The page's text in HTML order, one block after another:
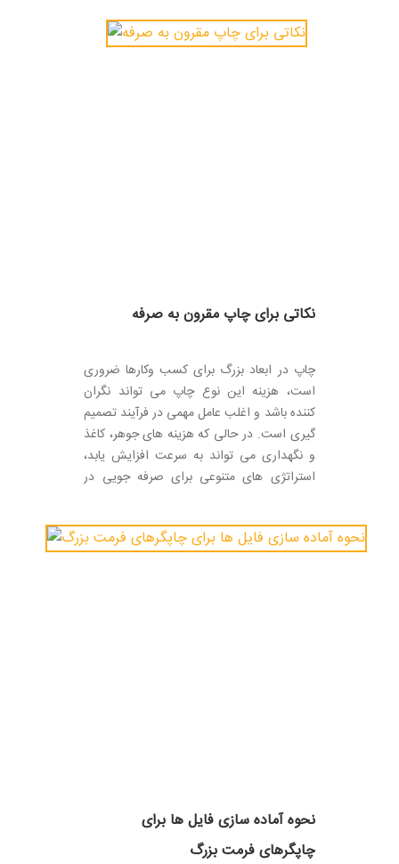
نکاتی برای چاپ مقرون به صرفه
چاپ در ابعاد بزرگ برای کسب وکارها ضروری
است، هزینه این نوع چاپ می تواند نگران
کننده باشد و اغلب عامل مهمی در فرآیند تصمیم
گیری است. در حالی که هزینه های جوهر، کاغذ
و نگهداری می تواند به سرعت افزایش یابد،
استراتژی های متنوعی برای صرفه جویی در
توانند برای مقرون به صرفه تر کردن چاپ در
ابعاد بزرگ بدون کاهش کیفیت، اجرا کنند.
نحوه آماده سازی فایل ها برای
چاپگرهای فرمت بزرگ